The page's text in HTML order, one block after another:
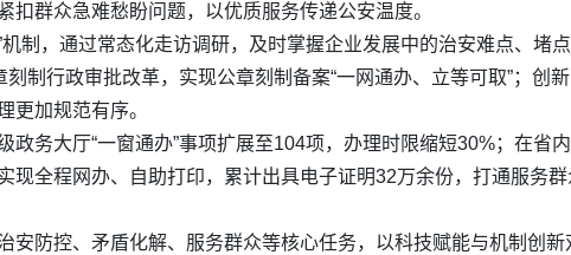
群众急难愁盼问题，以优质服务传递公安温度。
制，通过常态化走访调研，及时掌握企业发展中的治安难点、堵
制行政审批改革，实现公章刻制备案“一网通办、立等可取”；创
更加规范有序。
务大厅“一窗通办”事项扩展至104项，办理时限缩短30%；在省
全程网办、自助打印，累计出具电子证明32万余份，打通服务群
防控、矛盾化解、服务群众等核心任务，以科技赋能与机制创新